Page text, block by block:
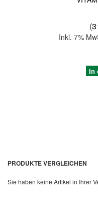
(
Inkl. 7%
In
PRODUKTE VERGLEICHEN
Sie haben keine Artikel in Ihrer